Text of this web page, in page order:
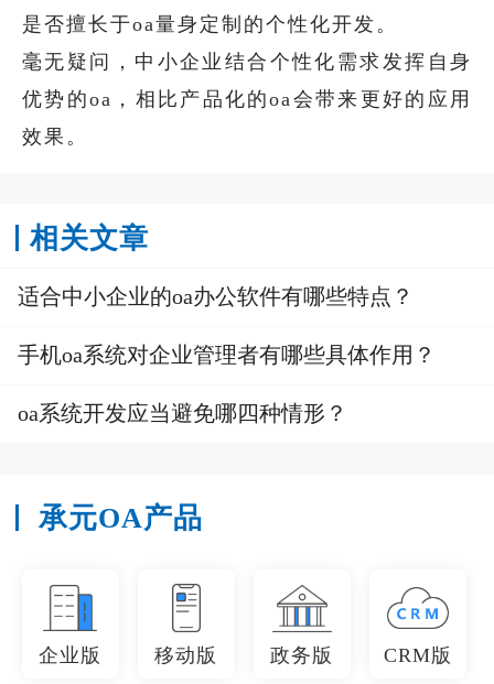
是否擅长于oa量身定制的个性化开发。
毫无疑问，中小企业结合个性化需求发挥自身
优势的oa，相比产品化的oa会带来更好的应用
效果。
相关文章
适合中小企业的oa办公软件有哪些特点？
手机oa系统对企业管理者有哪些具体作用？
oa系统开发应当避免哪四种情形？
承元OA产品
企业版 移动版 政务版 CRM版